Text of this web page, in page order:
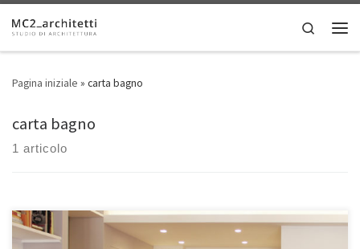
Skip to content
Search
Pagina iniziale » carta bagno
carta bagno
1 articolo